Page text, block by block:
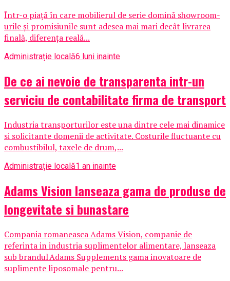
Într-o piață în care mobilierul de serie domină showroom-
urile și promisiunile sunt adesea mai mari decât livrarea
finală, diferența reală...
Administrație locală6 luni inainte
De ce ai nevoie de transparenta intr-un
serviciu de contabilitate firma de transport
Industria transporturilor este una dintre cele mai dinamice
si solicitante domenii de activitate. Costurile fluctuante cu
combustibilul, taxele de drum,...
Administrație locală1 an inainte
Adams Vision lanseaza gama de produse de
longevitate si bunastare
Compania romaneasca Adams Vision, companie de
referinta in industria suplimentelor alimentare, lanseaza
sub brandul Adams Supplements gama inovatoare de
suplimente liposomale pentru...